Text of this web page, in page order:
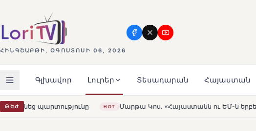
ՀԻՆԳՇԱԲԹԻ, ՕԳՈՍՏՈՍԻ 06, 2026
Գլխավոր Լուրեր Տեսադարան Հայաստան
ԹԵԺ
Մարթա Կոս. «Հայաստանն ու ԵՄ-ն երբեք այսքան մոտ չեն եղել» HOT